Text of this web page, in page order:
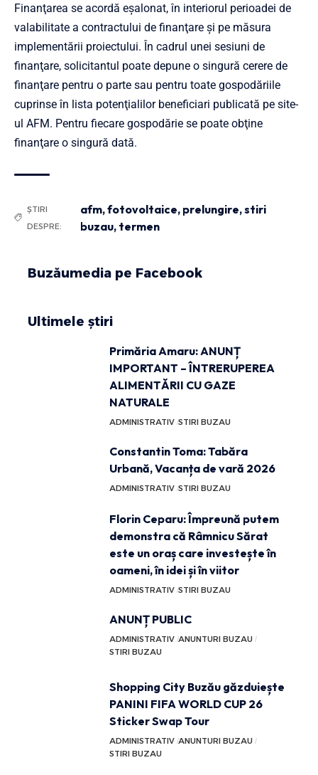
Finanţarea se acordă eşalonat, în interiorul perioadei de
valabilitate a contractului de finanţare şi pe măsura
implementării proiectului. În cadrul unei sesiuni de
finanţare, solicitantul poate depune o singură cerere de
finanţare pentru o parte sau pentru toate gospodăriile
cuprinse în lista potenţialilor beneficiari publicată pe site-
ul AFM. Pentru fiecare gospodărie se poate obţine
finanţare o singură dată.
ȘTIRI
DESPRE:
afm,fotovoltaice, prelungire,stiri
buzau, termen
Buzăumedia pe Facebook
Ultimele știri
Primăria Amaru: ANUNȚ
IMPORTANT – ÎNTRERUPEREA
ALIMENTĂRII CU GAZE
NATURALE
ADMINISTRATIV STIRI BUZAU
Constantin Toma: Tabăra
Urbană, Vacanța de vară 2026
ADMINISTRATIV STIRI BUZAU
Florin Ceparu: Împreună putem
demonstra că Râmnicu Sărat
este un oraș care investește în
oameni, în idei și în viitor
ADMINISTRATIV STIRI BUZAU
ANUNȚ PUBLIC
ADMINISTRATIV ANUNTURI BUZAU
STIRI BUZAU
Shopping City Buzău găzduiește
PANINI FIFA WORLD CUP 26
Sticker Swap Tour
ADMINISTRATIV ANUNTURI BUZAU
STIRI BUZAU